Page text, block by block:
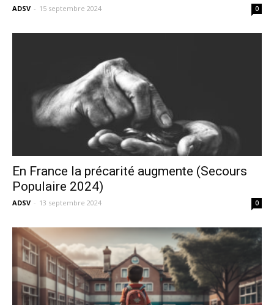
ADSV - 15 septembre 2024 0
En France la précarité augmente (Secours
Populaire 2024)
ADSV - 13 septembre 2024 0